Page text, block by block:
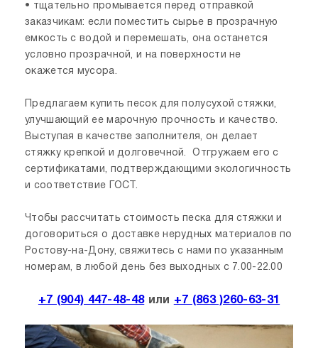
• тщательно промывается перед отправкой
заказчикам: если поместить сырье в прозрачную
емкость с водой и перемешать, она останется
условно прозрачной, и на поверхности не
окажется мусора.
Предлагаем купить песок для полусухой стяжки,
улучшающий ее марочную прочность и качество.
Выступая в качестве заполнителя, он делает
стяжку крепкой и долговечной. Отгружаем его с
сертификатами, подтверждающими экологичность
и соответствие ГОСТ.
Чтобы рассчитать стоимость песка для стяжки и
договориться о доставке нерудных материалов по
Ростову-на-Дону, свяжитесь с нами по указанным
номерам, в любой день без выходных с 7.00-22.00
+7 (904) 447-48-48или +7 (863 )260-63-31